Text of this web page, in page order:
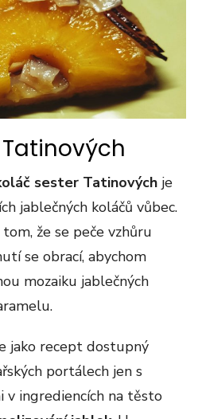
sester Tatinových je
jablečných koláčů vůbec.
že se peče vzhůru
se obrací, abychom
mozaiku jablečných
jako recept dostupný
portálech jen s
ingrediencích na těsto